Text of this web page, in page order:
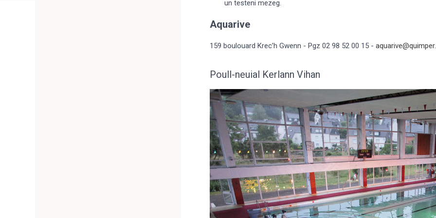
un testeni mezeg.
Aquarive
159 boulouard Krec’h Gwenn - Pgz 02 98 52 00 15 -
Poull-neuial Kerlann Vihan